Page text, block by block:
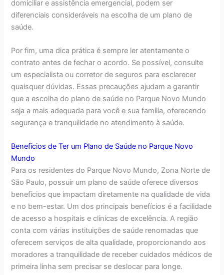
domiciliar e assistência emergencial, podem ser
diferenciais consideráveis na escolha de um plano de
saúde.
Por fim, uma dica prática é sempre ler atentamente o
contrato antes de fechar o acordo. Se possível, consulte
um especialista ou corretor de seguros para esclarecer
quaisquer dúvidas. Essas precauções ajudam a garantir
que a escolha do plano de saúde no Parque Novo Mundo
seja a mais adequada para você e sua família, oferecendo
segurança e tranquilidade no atendimento à saúde.
Benefícios de Ter um Plano de Saúde no Parque Novo
Mundo
Para os residentes do Parque Novo Mundo, Zona Norte de
São Paulo, possuir um plano de saúde oferece diversos
benefícios que impactam diretamente na qualidade de vida
e no bem-estar. Um dos principais benefícios é a facilidade
de acesso a hospitais e clínicas de excelência. A região
conta com várias instituições de saúde renomadas que
oferecem serviços de alta qualidade, proporcionando aos
moradores a tranquilidade de receber cuidados médicos de
primeira linha sem precisar se deslocar para longe.